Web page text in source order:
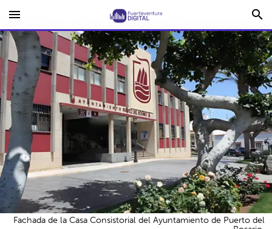
menu search
Fachada de la Casa Consistorial del Ayuntamiento de Puerto del